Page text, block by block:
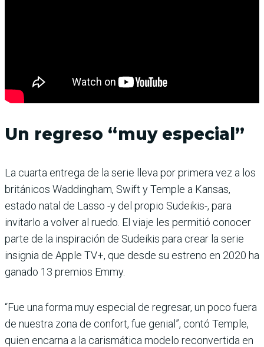
Un regreso “muy especial”
La cuarta entrega de la serie lleva por primera vez a los
británicos Waddingham, Swift y Temple a Kansas,
estado natal de Lasso -y del propio Sudeikis-, para
invitarlo a volver al ruedo. El viaje les permitió conocer
parte de la inspiración de Sudeikis para crear la serie
insignia de Apple TV+, que desde su estreno en 2020 ha
ganado 13 premios Emmy.
“Fue una forma muy especial de regresar, un poco fuera
de nuestra zona de confort, fue genial”, contó Temple,
quien encarna a la carismática modelo reconvertida en